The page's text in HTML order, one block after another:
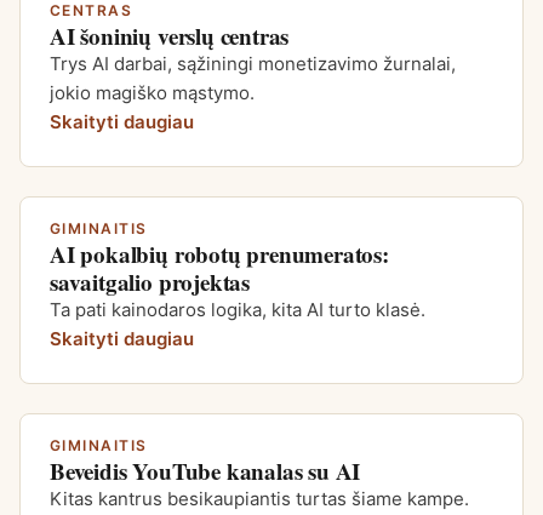
CENTRAS
AI šoninių verslų centras
Trys AI darbai, sąžiningi monetizavimo žurnalai,
jokio magiško mąstymo.
Skaityti daugiau
GIMINAITIS
AI pokalbių robotų prenumeratos:
savaitgalio projektas
Ta pati kainodaros logika, kita AI turto klasė.
Skaityti daugiau
GIMINAITIS
Beveidis YouTube kanalas su AI
Kitas kantrus besikaupiantis turtas šiame kampe.